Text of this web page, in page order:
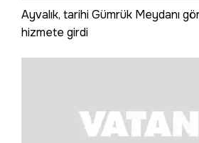
Ayvalık, tarihi Gümrük Meydanı
hizmete girdi